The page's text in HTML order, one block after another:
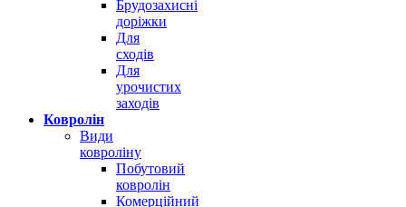
Брудозахисні
доріжки
Для
сходів
Для
урочистих
заходів
Ковролін
Види
ковроліну
Побутовий
ковролін
Комерційний